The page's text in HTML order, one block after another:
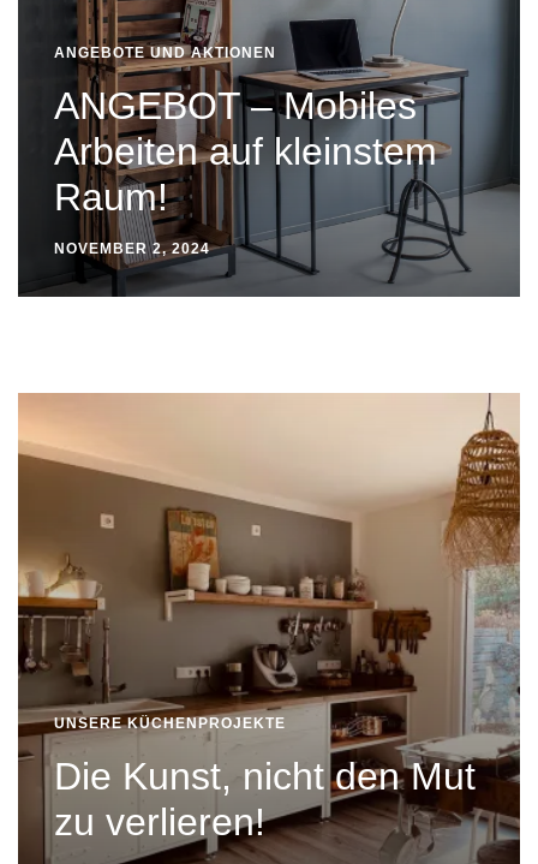
ANGEBOTE UND AKTIONEN
ANGEBOT – Mobiles
Arbeiten auf kleinstem
Raum!
NOVEMBER 2, 2024
UNSERE KÜCHENPROJEKTE
Die Kunst, nicht den Mut
zu verlieren!